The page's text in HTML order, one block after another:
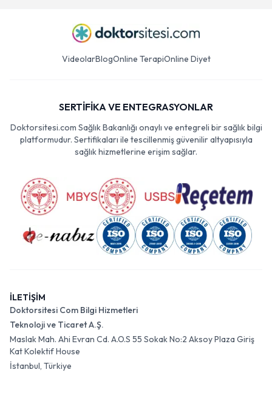
VideolarBlogOnline TerapiOnline Diyet
SERTİFİKA VE ENTEGRASYONLAR
Doktorsitesi.com Sağlık Bakanlığı onaylı ve entegreli bir sağlık bilgi
platformudur. Sertifikaları ile tescillenmiş güvenilir altyapısıyla
sağlık hizmetlerine erişim sağlar.
İLETİŞİM
Doktorsitesi Com Bilgi Hizmetleri
Teknoloji ve Ticaret A.Ş.
Maslak Mah. Ahi Evran Cd. A.O.S 55 Sokak No:2 Aksoy Plaza Giriş
Kat Kolektif House
İstanbul, Türkiye